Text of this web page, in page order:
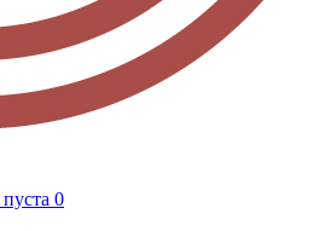
пуста 0